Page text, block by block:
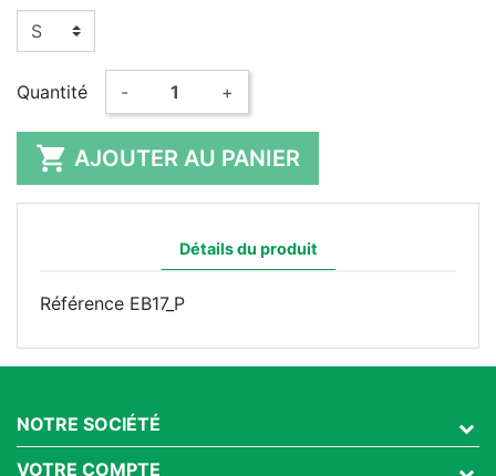
Quantité - +
 AJOUTER AU PANIER
Détails du produit
Référence EB17_P
NOTRE SOCIÉTÉ
VOTRE COMPTE